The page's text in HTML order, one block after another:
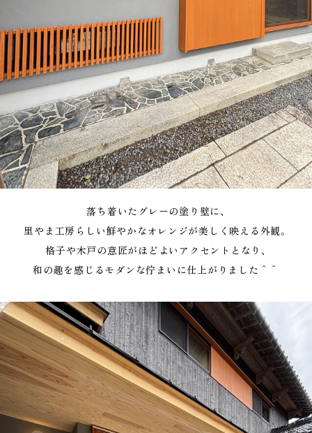
落ち着いたグレーの塗り壁に、
里やま工房らしい鮮やかなオレンジが美しく映える外観。
格子や木戸の意匠がほどよいアクセントとなり、
和の趣を感じるモダンな佇まいに仕上がりました＾＾